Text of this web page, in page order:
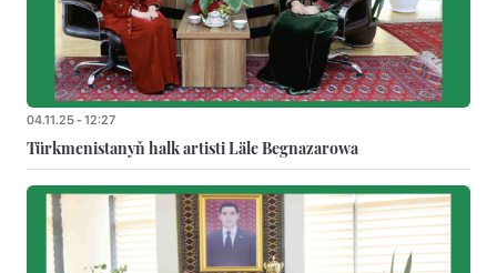
04.11.25 - 12:27
Türkmenistanyň halk artisti Läle Begnazarowa